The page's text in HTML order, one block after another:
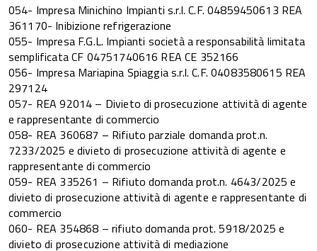
054- Impresa Minichino Impianti s.r.l. C.F. 04859450613 REA
361170- Inibizione refrigerazione
055- Impresa F.G.L. Impianti società a responsabilità limitata
semplificata CF 04751740616 REA CE 352166
056- Impresa Mariapina Spiaggia s.r.l. C.F. 04083580615 REA
297124
057- REA 92014 – Divieto di prosecuzione attività di agente
e rappresentante di commercio
058- REA 360687 – Rifiuto parziale domanda prot.n.
7233/2025 e divieto di prosecuzione attività di agente e
rappresentante di commercio
059- REA 335261 – Rifiuto domanda prot.n. 4643/2025 e
divieto di prosecuzione attività di agente e rappresentante di
commercio
060- REA 354868 – rifiuto domanda prot. 5918/2025 e
divieto di prosecuzione attività di mediazione